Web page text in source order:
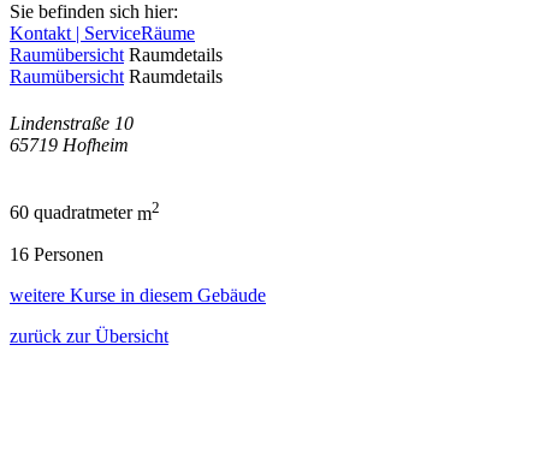
Sie befinden sich hier:
Kontakt | ServiceRäume
Raumübersicht Raumdetails
Raumübersicht Raumdetails
Lindenstraße 10
65719 Hofheim
60 quadratmeter m2
16 Personen
weitere Kurse in diesem Gebäude
zurück zur Übersicht